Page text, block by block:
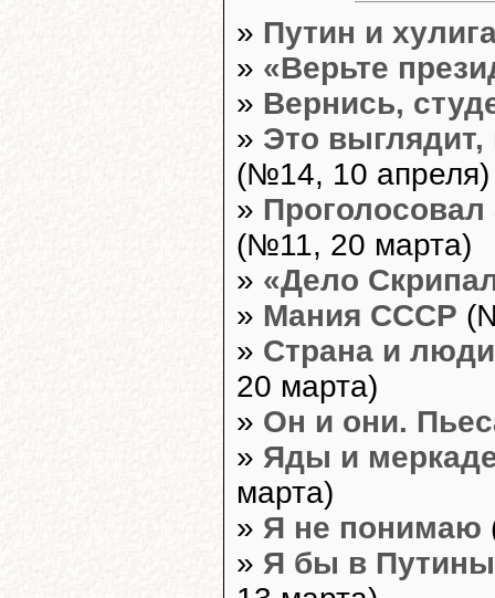
» Путин и
» «Верьте
» Вернись,
» Это
(№14, 10 апреля)
» Проголосовал
(№11, 20 марта)
» «Дело
» Мания СССР
» Страна и
20 марта)
» Он и они.
» Яды и
марта)
» Я не понимаю
» Я бы в Путины